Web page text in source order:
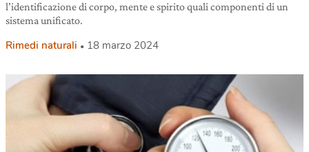
l’identificazione di corpo, mente e spirito quali componenti di un
sistema unificato.
Rimedi naturali 18 marzo 2024